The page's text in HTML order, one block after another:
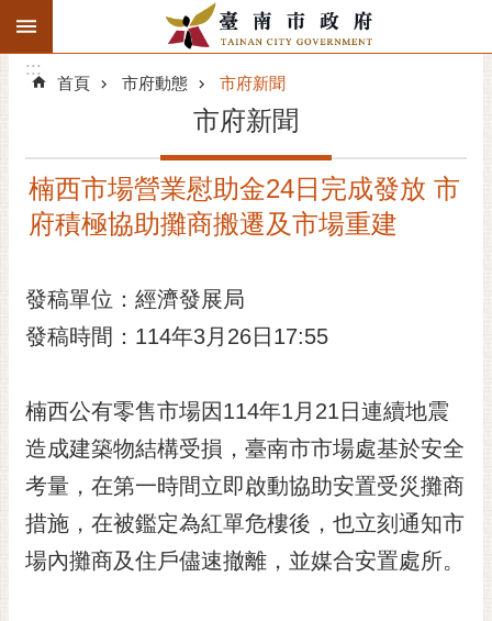
跳到主要內容區塊
搜
階
精彩府城
市府團隊
主題服務
市政資訊
市民互動
黃
偉
哲
:::
:::
首頁 市府動態 市府新聞
市府新聞
楠西市場營業慰助金24日完成發放 市
府積極協助攤商搬遷及市場重建
發稿單位：經濟發展局
發稿時間：114年3月26日17:55
楠西公有零售市場因114年1月21日連續地震
造成建築物結構受損，臺南市市場處基於安全
考量，在第一時間立即啟動協助安置受災攤商
措施，在被鑑定為紅單危樓後，也立刻通知市
場內攤商及住戶儘速撤離，並媒合安置處所。